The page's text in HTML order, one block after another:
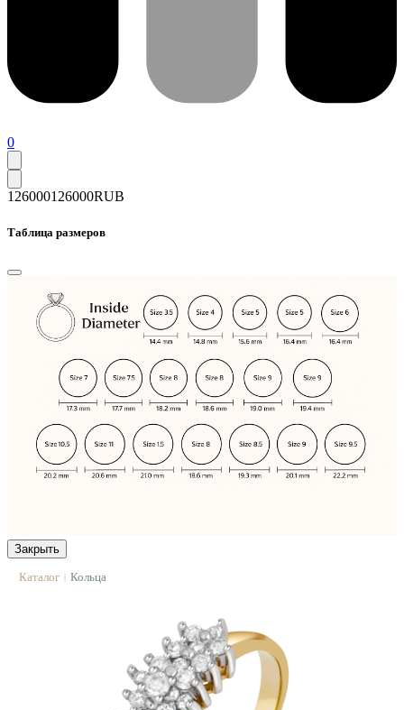
0
126000126000RUB
Таблица размеров
Закрыть
Каталог | Кольца